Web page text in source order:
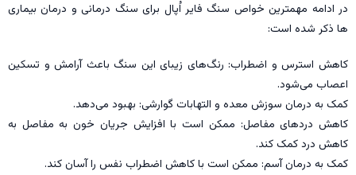
در ادامه مهمترین خواص سنگ فایر اُپال برای سنگ درمانی و درمان بیماری
ها ذکر شده است:
کاهش استرس و اضطراب: رنگ‌های زیبای این سنگ باعث آرامش و تسکین
اعصاب می‌شود.
کمک به درمان سوزش معده و التهابات گوارشی: بهبود می‌دهد.
کاهش دردهای مفاصل: ممکن است با افزایش جریان خون به مفاصل به
کاهش درد کمک کند.
کمک به درمان آسم: ممکن است با کاهش اضطراب نفس را آسان کند.